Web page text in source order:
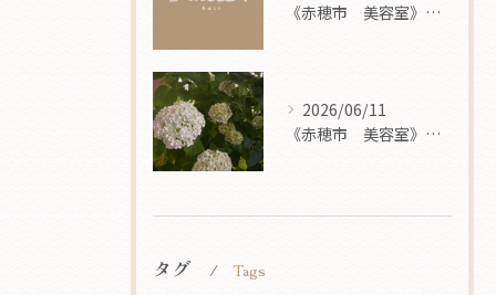
《赤穂市 美容室》 7月営業案内
2026/06/11
《赤穂市 美容室》 梅雨
タグ Tags